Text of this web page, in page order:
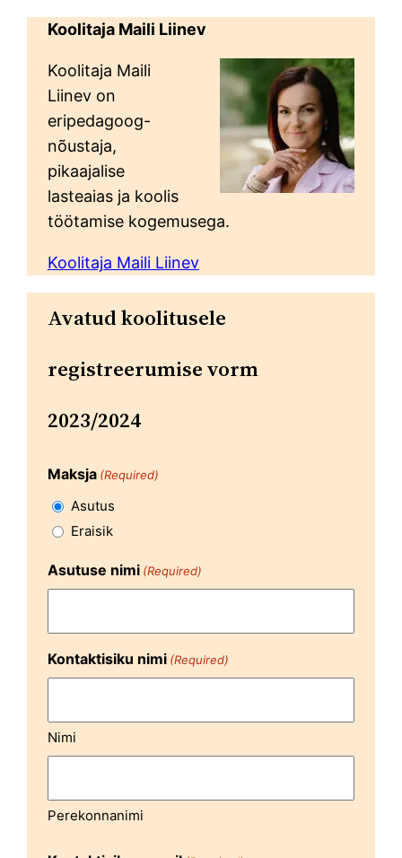
Koolitaja Maili Liinev
Koolitaja Maili
Liinev on
eripedagoog-
nõustaja,
pikaajalise
lasteaias ja koolis
töötamise kogemusega.
Koolitaja Maili Liinev
Avatud koolitusele
registreerumise vorm
2023/2024
Maksja (Required)
Asutus
Eraisik
Asutuse nimi (Required)
Kontaktisiku nimi (Required)
Nimi
Perekonnanimi